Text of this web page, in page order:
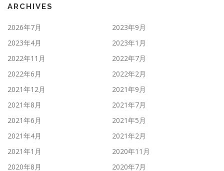
ARCHIVES
2026年7月
2023年9月
2023年4月
2023年1月
2022年11月
2022年7月
2022年6月
2022年2月
2021年12月
2021年9月
2021年8月
2021年7月
2021年6月
2021年5月
2021年4月
2021年2月
2021年1月
2020年11月
2020年8月
2020年7月